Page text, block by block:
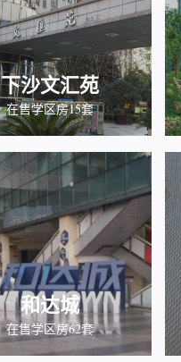
下沙文汇苑
在售学区房15套
和达城
在售学区房62套